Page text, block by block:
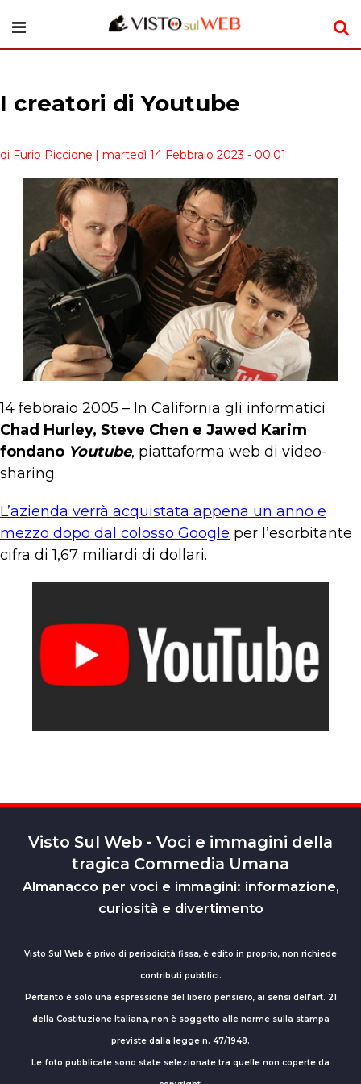
I creatori di Youtube
di Furio Piccione | martedì 14 Febbraio 2023 - 00:01
14 febbraio 2005 – In California gli informatici
Chad Hurley, Steve Chen e Jawed Karim
fondano Youtube, piattaforma web di video-
sharing.
L’azienda verrà acquistata appena un anno e
mezzo dopo dal colosso Google per l’esorbitante
cifra di 1,67 miliardi di dollari.
Visto Sul Web - Voci e immagini della
tragica Commedia Umana
Almanacco per voci e immagini: informazione,
curiosità e divertimento
Visto Sul Web è privo di periodicità fissa, è edito in proprio, non richiede
contributi pubblici.
Pertanto è solo una espressione del libero pensiero, ai sensi dell’art. 21
della Costituzione Italiana, non è soggetto alle norme sulla stampa
previste dalla legge n. 47/1948.
Le foto pubblicate sono state selezionate tra quelle non coperte da